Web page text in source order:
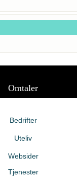
Omtaler
Bedrifter
Uteliv
Websider
Tjenester